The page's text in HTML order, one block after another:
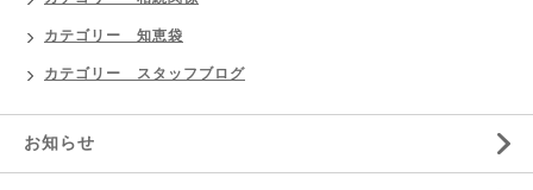
カテゴリー 知恵袋
カテゴリー スタッフブログ
お知らせ